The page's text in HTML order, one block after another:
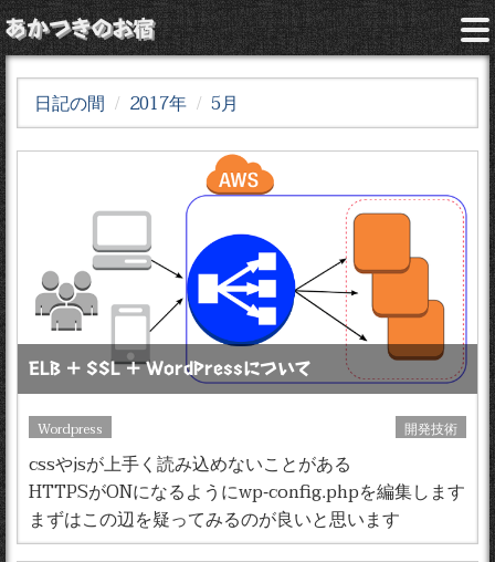
あかつきのお宿
日記の間 2017年 5月
ELB + SSL + WordPressについて
Wordpress 開発技術
cssやjsが上手く読み込めないことがある
HTTPSがONになるようにwp-config.phpを編集します
まずはこの辺を疑ってみるのが良いと思います